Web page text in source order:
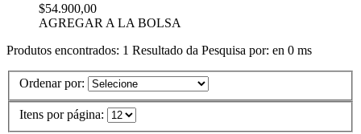
$54.900,00
AGREGAR A LA BOLSA
Produtos encontrados: 1 Resultado da Pesquisa por: en 0 ms
Ordenar por:
Itens por página: